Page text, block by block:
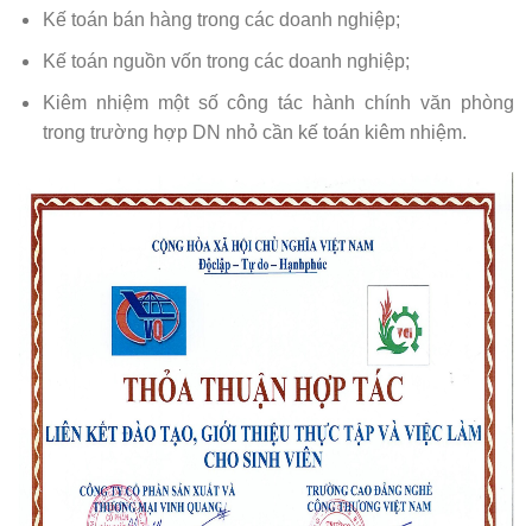
Kế toán bán hàng trong các doanh nghiệp;
Kế toán nguồn vốn trong các doanh nghiệp;
Kiêm nhiệm một số công tác hành chính văn phòng
trong trường hợp DN nhỏ cần kế toán kiêm nhiệm.